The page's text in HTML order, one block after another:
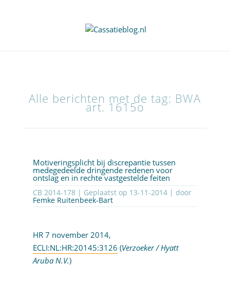
Alle berichten met de tag: BWA
art. 1615o
Motiveringsplicht bij discrepantie tussen
medegedeelde dringende redenen voor
ontslag en in rechte vastgestelde feiten
CB 2014-178 | Geplaatst op 13-11-2014| door
Femke Ruitenbeek-Bart
HR 7 november 2014,
ECLI:NL:HR:20145:3126 (Verzoeker / Hyatt
Aruba N.V.)